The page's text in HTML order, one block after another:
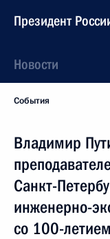
Президент
Новости
События
Владимир
Санкт-
инженерно-
со 100-